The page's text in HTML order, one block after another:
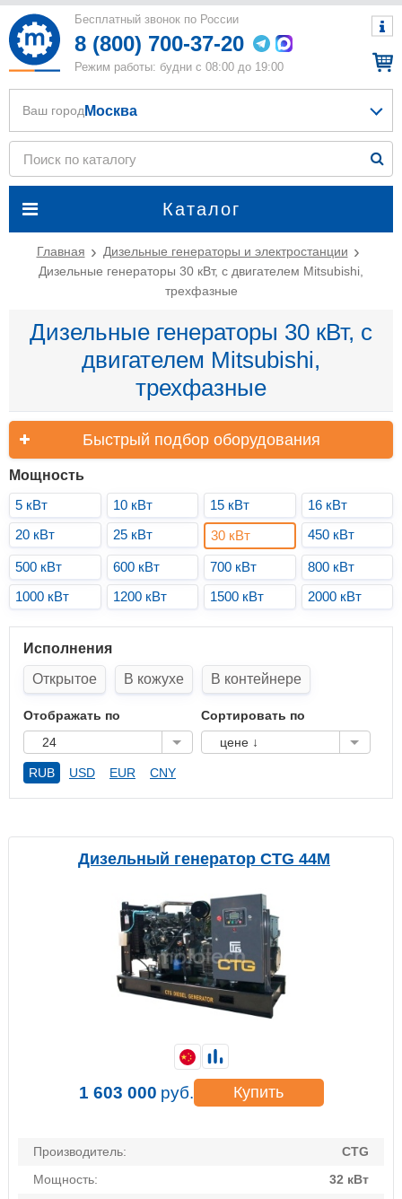
Бесплатный звонок по России
8 (800) 700-37-20
Режим работы: будни с 08:00 до 19:00
Каталог
Ваш город Москва
Главная
Дизельные генераторы и электростанции
Дизельные генераторы 30 кВт, с двигателем Mitsubishi,
трехфазные
Дизельные генераторы 30 кВт, с
двигателем Mitsubishi,
трехфазные
Быстрый подбор оборудования
Мощность
5 кВт
10 кВт 15 кВт
16 кВт
20 кВт
25 кВт 30 кВт 450 кВт
500 кВт 600 кВт 700 кВт
800 кВт
1000 кВт
1200 кВт 1500 кВт 2000 кВт
Исполнения
Открытое
В кожухе В контейнере
Отображать по
24
Сортировать по
цене ↓
RUB USD EUR CNY
Дизельный генератор CTG 44M
Производитель:
CTG
Мощность:
32 кВт
1 603 000 руб. Купить